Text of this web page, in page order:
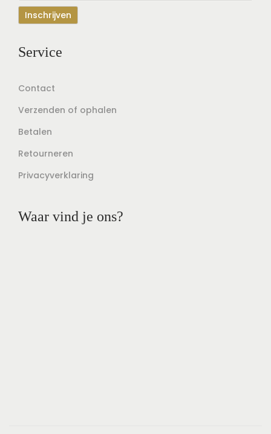
Service
Contact
Verzenden of ophalen
Betalen
Retourneren
Privacyverklaring
Waar vind je ons?